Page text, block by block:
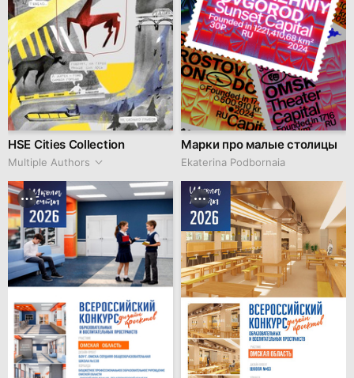
HSE Cities Collection
Multiple Authors
Марки про малые столицы
Ekaterina Podbornaia